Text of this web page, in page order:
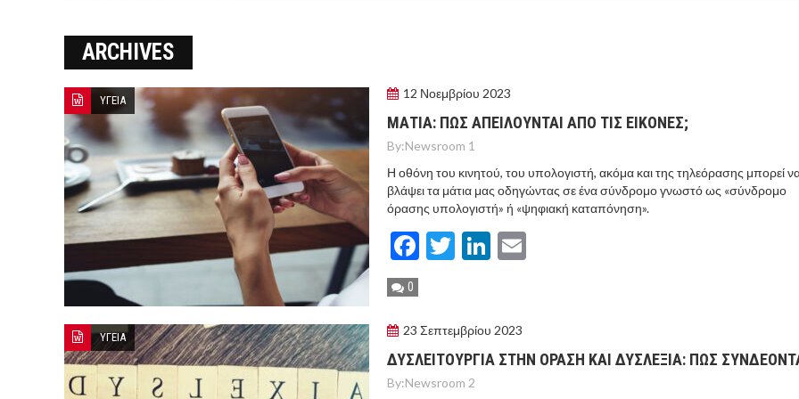
ARCHIVES
ΥΓΕΙΑ 12 Νοεμβρίου 2023
ΜΑΤΙΑ: ΠΩΣ ΑΠΕΙΛΟΥΝΤΑΙ ΑΠΟ ΤΙΣ ΕΙΚΟΝΕΣ;
By:Newsroom 1
Η οθόνη του κινητού, του υπολογιστή, ακόμα και της τηλεόρασης μπορεί
βλάψει τα μάτια μας οδηγώντας σε ένα σύνδρομο γνωστό ως «σύνδρομο
όρασης υπολογιστή» ή «ψηφιακή καταπόνηση».
Facebook
TwitterLinkedIn
0
ΥΓΕΙΑ 23 Σεπτεμβρίου 2023
ΔΥΣΛΕΙΤΟΥΡΓΙΑ ΣΤΗΝ ΟΡΑΣΗ ΚΑΙ ΔΥΣΛΕΞΙΑ: ΠΩΣ
By:Newsroom 2